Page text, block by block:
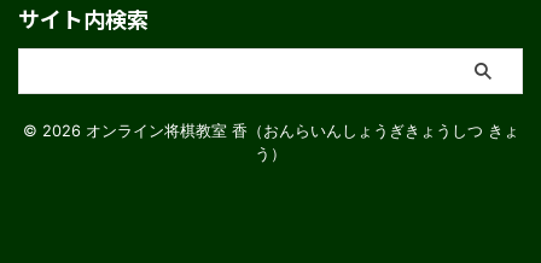
サイト内検索
© 2026 オンライン将棋教室 香（おんらいんしょうぎきょうしつ きょ
う）